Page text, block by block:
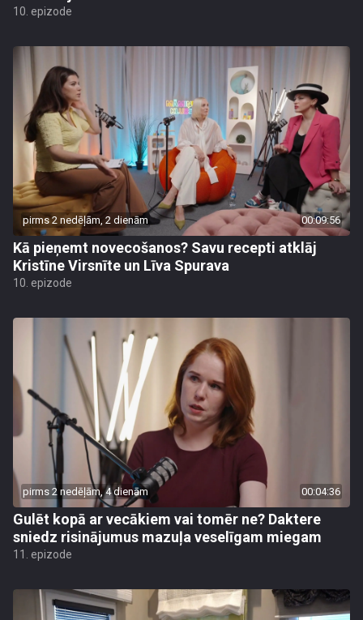
10. epizode
pirms 2 nedēļām, 2 dienām 00:09:56
Kā pieņemt novecošanos? Savu recepti atklāj
Kristīne Virsnīte un Līva Spurava
10. epizode
pirms 2 nedēļām, 4 dienām 00:04:36
Gulēt kopā ar vecākiem vai tomēr ne? Daktere
sniedz risinājumus mazuļa veselīgam miegam
11. epizode